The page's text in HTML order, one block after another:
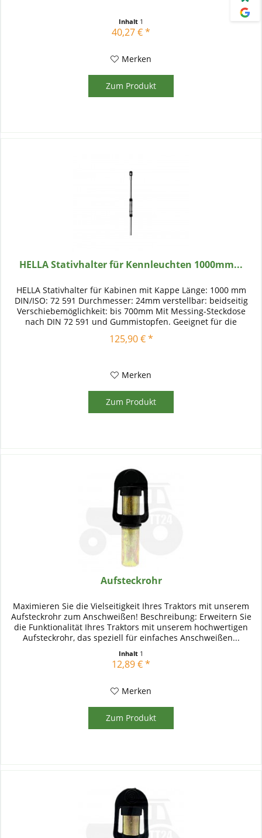
Inhalt 1
40,27 € *
Merken
Zum Produkt
HELLA Stativhalter für Kennleuchten 1000mm...
HELLA Stativhalter für Kabinen mit Kappe Länge: 1000 mm
DIN/ISO: 72 591 Durchmesser: 24mm verstellbar: beidseitig
Verschiebemöglichkeit: bis 700mm Mit Messing-Steckdose
nach DIN 72 591 und Gummistopfen. Geeignet für die
Montage an einem...
125,90 € *
Merken
Zum Produkt
Aufsteckrohr
Maximieren Sie die Vielseitigkeit Ihres Traktors mit unserem
Aufsteckrohr zum Anschweißen! Beschreibung: Erweitern Sie
die Funktionalität Ihres Traktors mit unserem hochwertigen
Aufsteckrohr, das speziell für einfaches Anschweißen...
Inhalt 1
12,89 € *
Merken
Zum Produkt